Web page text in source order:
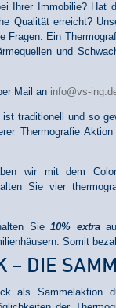
Ihrer Immobilie? Hat
Qualität erreicht?
Fragen. Ein
und
Mail an info@vs-
traditionell und so
Thermografie
wir mit dem
Sie vier
Sie10% extra
Somit
– DIE
als Sammelaktion